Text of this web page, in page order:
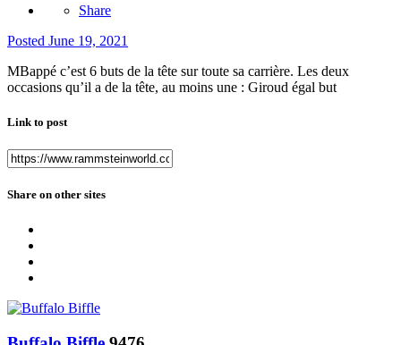
Share
Posted June 19, 2021
MBappé c’est 6 buts de la tête sur toute sa carrière. Les deux
occasions qu’il a de la tête, au moins une : Giroud égal but
Link to post
Share on other sites